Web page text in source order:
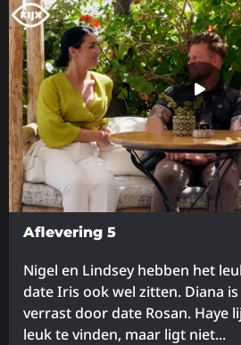
meer
over
Aflevering 5
Nigel en Lindsey hebben het
date Iris ook wel zitten. Diana
verrast door date Rosan. Haye
leuk te vinden, maar ligt niet...